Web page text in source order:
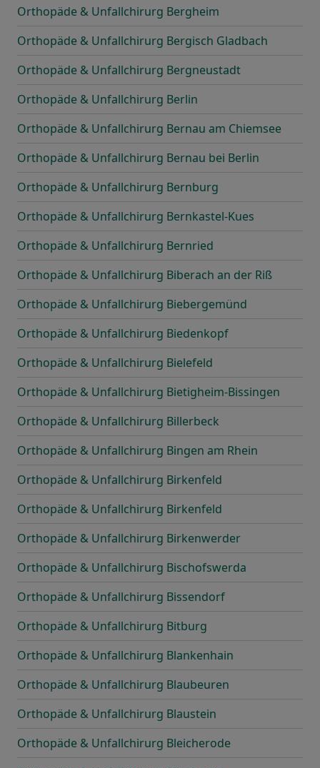
Orthopäde & Unfallchirurg Bergheim
Orthopäde & Unfallchirurg Bergisch Gladbach
Orthopäde & Unfallchirurg Bergneustadt
Orthopäde & Unfallchirurg Berlin
Orthopäde & Unfallchirurg Bernau am Chiemsee
Orthopäde & Unfallchirurg Bernau bei Berlin
Orthopäde & Unfallchirurg Bernburg
Orthopäde & Unfallchirurg Bernkastel-Kues
Orthopäde & Unfallchirurg Bernried
Orthopäde & Unfallchirurg Biberach an der Riß
Orthopäde & Unfallchirurg Biebergemünd
Orthopäde & Unfallchirurg Biedenkopf
Orthopäde & Unfallchirurg Bielefeld
Orthopäde & Unfallchirurg Bietigheim-Bissingen
Orthopäde & Unfallchirurg Billerbeck
Orthopäde & Unfallchirurg Bingen am Rhein
Orthopäde & Unfallchirurg Birkenfeld
Orthopäde & Unfallchirurg Birkenfeld
Orthopäde & Unfallchirurg Birkenwerder
Orthopäde & Unfallchirurg Bischofswerda
Orthopäde & Unfallchirurg Bissendorf
Orthopäde & Unfallchirurg Bitburg
Orthopäde & Unfallchirurg Blankenhain
Orthopäde & Unfallchirurg Blaubeuren
Orthopäde & Unfallchirurg Blaustein
Orthopäde & Unfallchirurg Bleicherode